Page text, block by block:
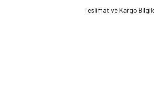
Teslimat ve Kargo